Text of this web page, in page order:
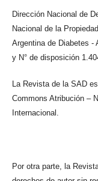
Dirección Nacional de
Nacional de la
Argentina de Diabetes -
y N° de disposición
La Revista de la SAD
Commons Atribución –
Internacional.
Por otra parte, la